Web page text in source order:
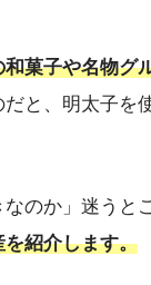
菓子や名物グ
と、明太子を
のか」迷うと
を紹介します。